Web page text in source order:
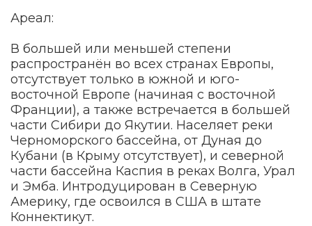
Ареал:
В большей или меньшей степени
распространён во всех странах Европы,
отсутствует только в южной и юго-
восточной Европе (начиная с восточной
Франции), а также встречается в большей
части Сибири до Якутии. Населяет реки
Черноморского бассейна, от Дуная до
Кубани (в Крыму отсутствует), и северной
части бассейна Каспия в реках Волга, Урал
и Эмба. Интродуцирован в Северную
Америку, где освоился в США в штате
Коннектикут.